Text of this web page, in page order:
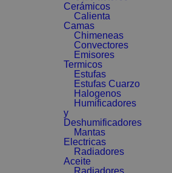
Cerámicos
Calienta
Camas
Chimeneas
Convectores
Emisores
Termicos
Estufas
Estufas Cuarzo
Halogenos
Humificadores
y
Deshumificadores
Mantas
Electricas
Radiadores
Aceite
Radiadores